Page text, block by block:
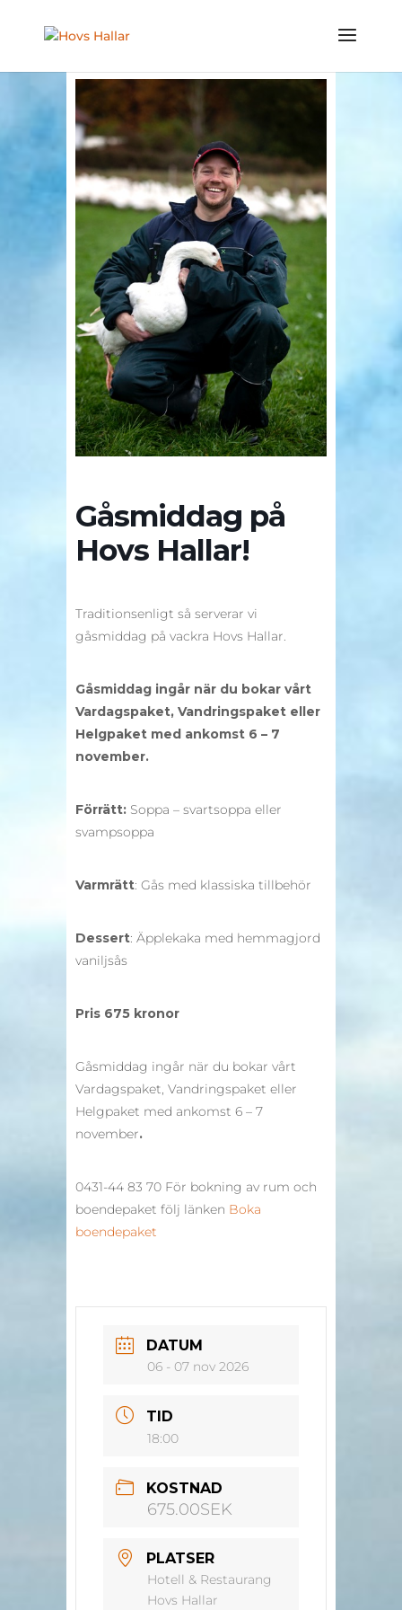
Gåsmiddag på
Hovs Hallar!
Traditionsenligt så serverar vi
gåsmiddag på vackra Hovs Hallar.
Gåsmiddag ingår när du bokar vårt
Vardagspaket, Vandringspaket eller
Helgpaket med ankomst 6 – 7
november.
Förrätt: Soppa – svartsoppa eller
svampsoppa
Varmrätt: Gås med klassiska tillbehör
Dessert: Äpplekaka med hemmagjord
vaniljsås
Pris 675 kronor
Gåsmiddag ingår när du bokar vårt
Vardagspaket, Vandringspaket eller
Helgpaket med ankomst 6 – 7
november.
0431-44 83 70 För bokning av rum och
boendepaket följ länken Boka
boendepaket
DATUM
06 - 07 nov 2026
TID
18:00
KOSTNAD
675.00SEK
PLATSER
Hotell & Restaurang
Hovs Hallar